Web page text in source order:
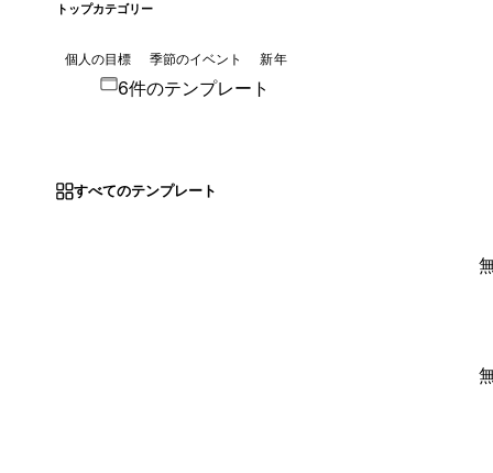
トップカテゴリー
個人の目標 季節のイベント 新年
6件のテンプレート
すべてのテンプレート